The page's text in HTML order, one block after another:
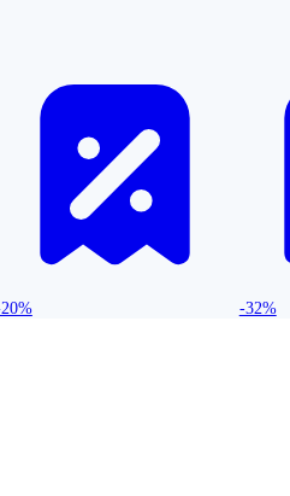
-32%